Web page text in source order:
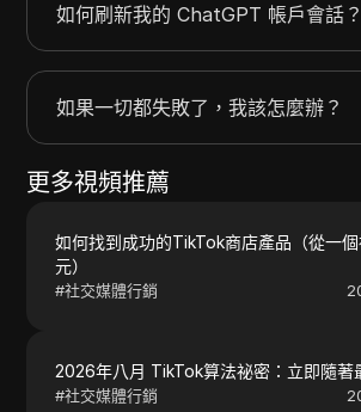
如何刷新我的 ChatGPT 帳戶會話？
如果一切都失敗了，我該怎麼辦？
更多視頻推薦
如何找到成功的TikTok商店產品（從一
元）
#社交媒體行銷
2026年八月 TikTok算法祕密：立即隨著
#社交媒體行銷